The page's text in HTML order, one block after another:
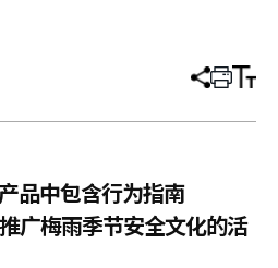
分
章
打 调
小
品中包含行为指南
广梅雨季节安全文化的活